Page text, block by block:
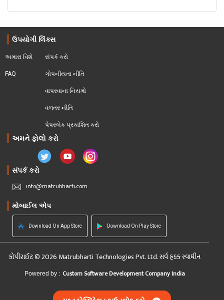
ઉપયોગી લિંક્સ
અમારા વિશે
FAQ
સંપર્ક કરો
ગોપનીયતા નીતિ
વાપરવાના નિયમો
વળતર નીતિ
પેપરબેક પ્રકાશિત કરો
અમને ફોલો કરો
સંપર્ક કરો
info@matrubharti.com
મોબાઈલ એપ
Download On App Store Download On Play Store
કોપીરાઈટ © 2026 Matrubharti Technologies Pvt. Ltd. સર્વ હક્ક સ્વાધીન
Powered by : Custom Software Development Company India